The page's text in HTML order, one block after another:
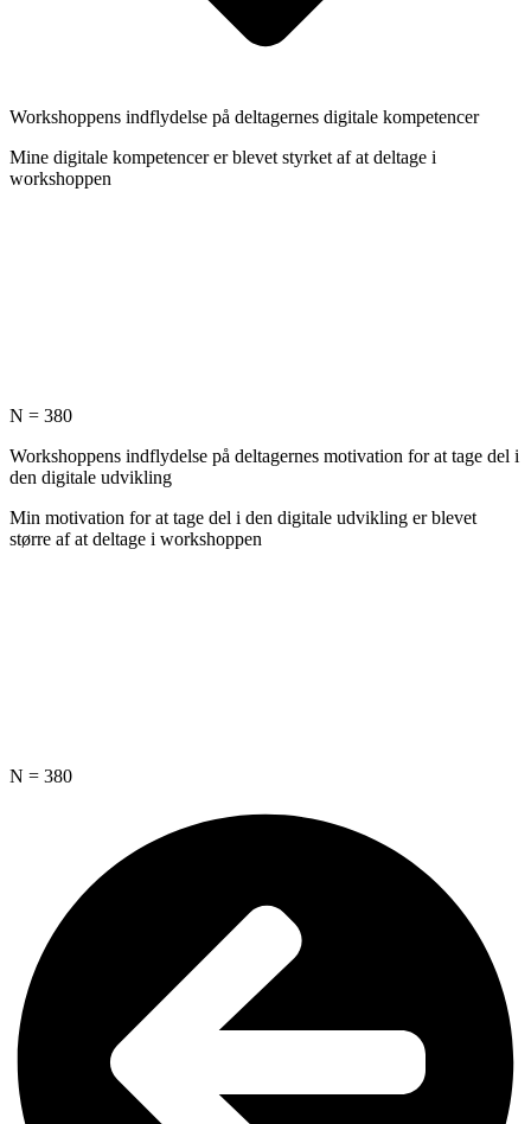
Workshoppens indflydelse på deltagernes digitale kompetencer
Mine digitale kompetencer er blevet styrket af at deltage i
workshoppen
N = 380
Workshoppens indflydelse på deltagernes motivation for at tage del i
den digitale udvikling
Min motivation for at tage del i den digitale udvikling er blevet
større af at deltage i workshoppen
N = 380